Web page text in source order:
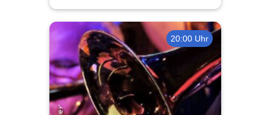
20:00 Uhr